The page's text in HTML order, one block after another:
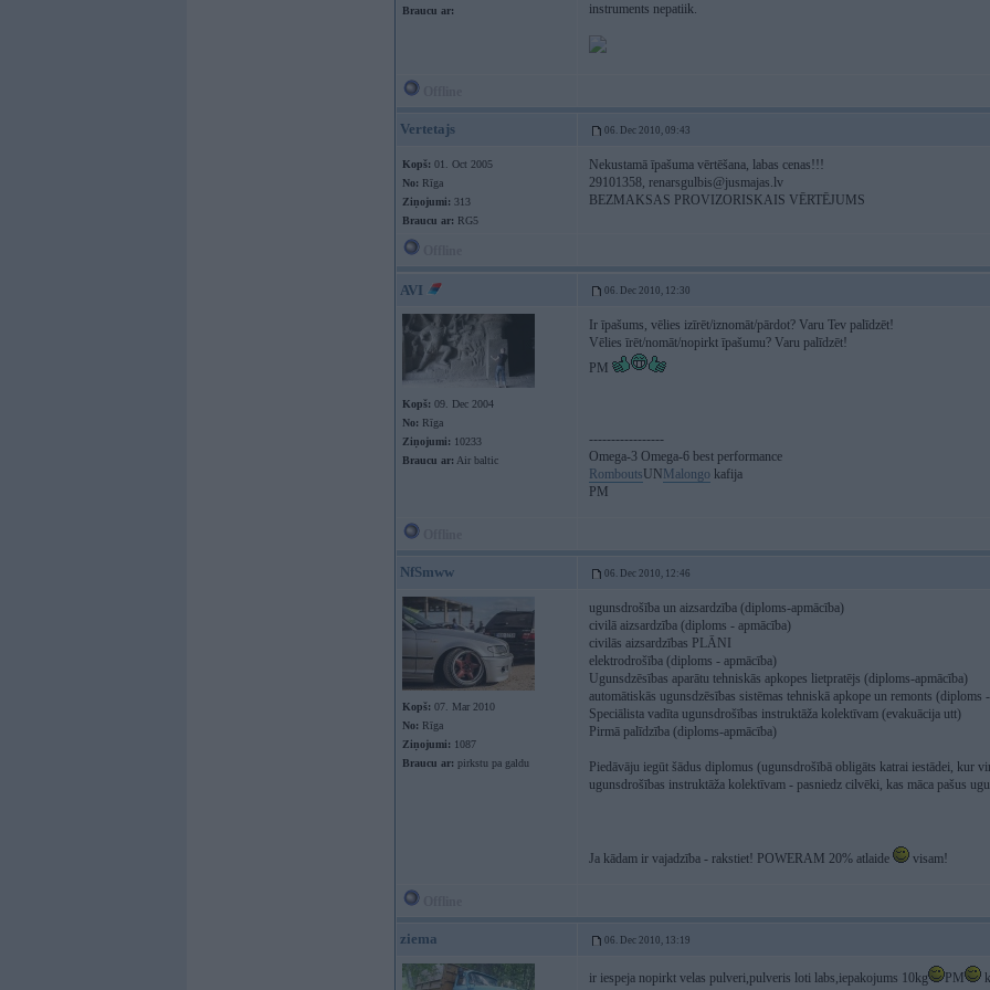
Braucu ar:
instruments nepatiik.
Vertetajs 06. Dec 2010, 09:43
Kopš: 01. Oct 2005
No: Rīga
Ziņojumi: 313
Braucu ar: RG5
Nekustamā īpašuma vērtēšana, labas cenas!!!
29101358, renarsgulbis@jusmajas.lv
BEZMAKSAS PROVIZORISKAIS VĒRTĒJUMS
AVI 06. Dec 2010, 12:30
Kopš: 09. Dec 2004
No: Rīga
Ziņojumi: 10233
Braucu ar: Air baltic
Ir īpašums, vēlies izīrēt/iznomāt/pārdot? Varu Tev palīdzēt!
Vēlies īrēt/nomāt/nopirkt īpašumu? Varu palīdzēt!
PM
-----------------
Omega-3 Omega-6 best performance
RomboutsUN Malongo kafija
PM
NfSmww 06. Dec 2010, 12:46
Kopš: 07. Mar 2010
No: Rīga
Ziņojumi: 1087
Braucu ar: pirkstu pa galdu
ugunsdrošība un aizsardzība (diploms-apmācība)
civilā aizsardzība (diploms - apmācība)
civilās aizsardzības PLĀNI
elektrodrošība (diploms - apmācība)
Ugunsdzēsības aparātu tehniskās apkopes lietpratējs (diploms-apmācība)
automātiskās ugunsdzēsības sistēmas tehniskā apkope un remonts (diploms
Speciālista vadīta ugunsdrošības instruktāža kolektīvam (evakuācija utt)
Pirmā palīdzība (diploms-apmācība)
Piedāvāju iegūt šādus diplomus (ugunsdrošībā obligāts katrai iestādei, kur
ugunsdrošības instruktāža kolektīvam - pasniedz cilvēki, kas māca pašus
Ja kādam ir vajadzība - rakstiet! POWERAM 20% atlaide visam!
ziema 06. Dec 2010, 13:19
ir iespeja nopirkt velas pulveri,pulveris loti labs,iepakojums 10kg PM